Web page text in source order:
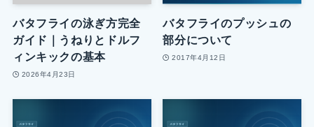
バタフライの泳ぎ方完全
ガイド｜うねりとドルフ
ィンキックの基本
2026年4月23日
バタフライのプッシュの
部分について
2017年4月12日